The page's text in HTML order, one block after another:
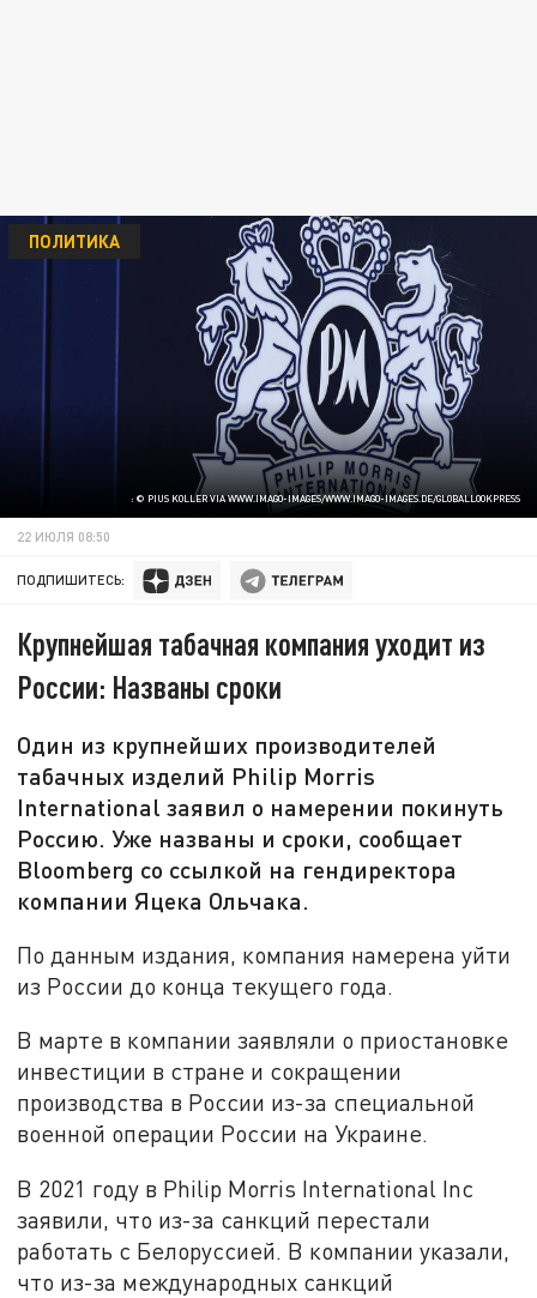
: © PIUS KOLLER VIA WWW.IMAGO-IMAGES/WWW.IMAGO-IMAGES.DE/GLOBALLOOKPRESS
ПОЛИТИКА
22 ИЮЛЯ 08:50
ПОДПИШИТЕСЬ:
Крупнейшая табачная компания уходит из
России: Названы сроки
Один из крупнейших производителей
табачных изделий Philip Morris
International заявил о намерении покинуть
Россию. Уже названы и сроки, сообщает
Bloomberg со ссылкой на гендиректора
компании Яцека Ольчака.
По данным издания, компания намерена уйти
из России до конца текущего года.
В марте в компании заявляли о приостановке
инвестиции в стране и сокращении
производства в России из-за специальной
военной операции России на Украине.
В 2021 году в Philip Morris International Inc
заявили, что из-за санкций перестали
работать с Белоруссией. В компании указали,
что из-за международных санкций